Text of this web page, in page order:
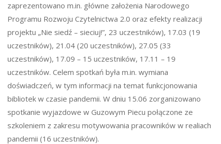
zaprezentowano m.in. główne założenia Narodowego
Programu Rozwoju Czytelnictwa 2.0 oraz efekty realizacji
projektu „Nie siedź – sieciuj!”, 23 uczestników), 17.03 (19
uczestników), 21.04 (20 uczestników), 27.05 (33
uczestników), 17.09 – 15 uczestników, 17.11 – 19
uczestników. Celem spotkań była m.in. wymiana
doświadczeń, w tym informacji na temat funkcjonowania
bibliotek w czasie pandemii. W dniu 15.06 zorganizowano
spotkanie wyjazdowe w Guzowym Piecu połączone ze
szkoleniem z zakresu motywowania pracowników w realiach
pandemii (16 uczestników).